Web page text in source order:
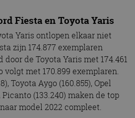
Fiesta en Toyota Yaris
Yaris ontlopen elkaar niet
zijn 174.877 exemplaren
door de Toyota Yaris met 174.461
volgt met 170.899 exemplaren.
Toyota Aygo (160.855), Opel
(133.240) maken de top
model 2022 compleet.